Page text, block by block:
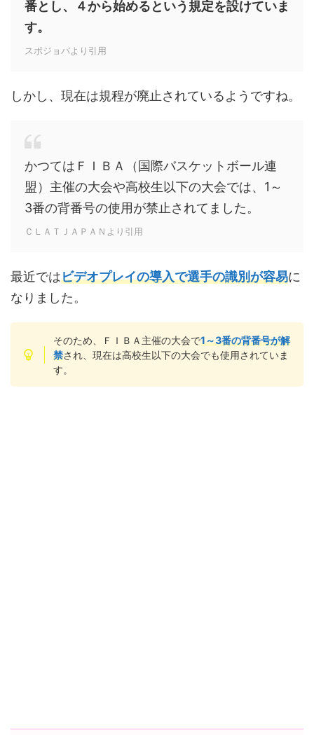
番とし、４から始めるという規定を設けていま
す。
スポジョバより引用
しかし、現在は規程が廃止されているようですね。
かつてはＦＩＢＡ（国際バスケットボール連
盟）主催の大会や高校生以下の大会では、1～
3番の背番号の使用が禁止されてました。
ＣＬＡＴＪＡＰＡＮより引用
最近ではビデオプレイの導入で選手の識別が容易に
なりました。
そのため、ＦＩＢＡ主催の大会で1～3番の背番号が解
禁され、現在は高校生以下の大会でも使用されていま
す。